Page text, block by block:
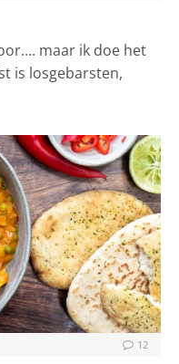
maar ik doe het
is losgebarsten,
12